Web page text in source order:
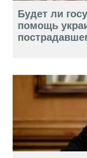
Будет ли
помощь